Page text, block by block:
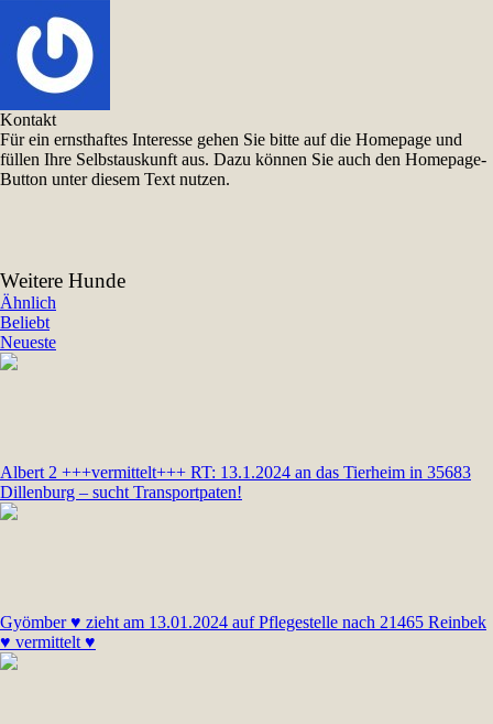
Kontakt
Für ein ernsthaftes Interesse gehen Sie bitte auf die Homepage und
füllen Ihre Selbstauskunft aus. Dazu können Sie auch den Homepage-
Button unter diesem Text nutzen.
Weitere Hunde
Ähnlich
Beliebt
Neueste
Albert 2 +++vermittelt+++ RT: 13.1.2024 an das Tierheim in 35683
Dillenburg – sucht Transportpaten!
Gyömber ♥ zieht am 13.01.2024 auf Pflegestelle nach 21465 Reinbek
♥ vermittelt ♥